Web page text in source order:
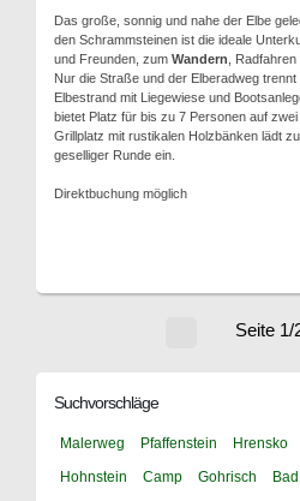
Das große, sonnig und nahe der Elbe
den Schrammsteinen ist die ideale
und Freunden, zum Wandern ,
Nur die Straße und der Elberadweg
Elbestrand mit Liegewiese und
bietet Platz für bis zu 7 Personen auf
Grillplatz mit rustikalen Holzbänken lädt
geselliger Runde ein.
Direktbuchung möglich
Seite 1/
Suchvorschläge
Malerweg Pfaffenstein Hrensko
Hohnstein
Camp Gohrisch